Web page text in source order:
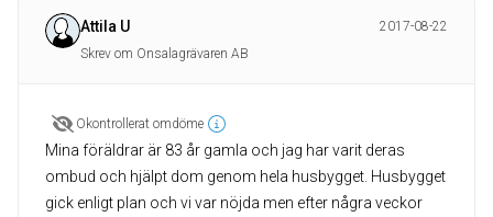
Attila U
2017-08-22
Skrev om Onsalagrävaren AB
Okontrollerat omdöme
Mina föräldrar är 83 år gamla och jag har varit deras
ombud och hjälpt dom genom hela husbygget. Husbygget
gick enligt plan och vi var nöjda men efter några veckor